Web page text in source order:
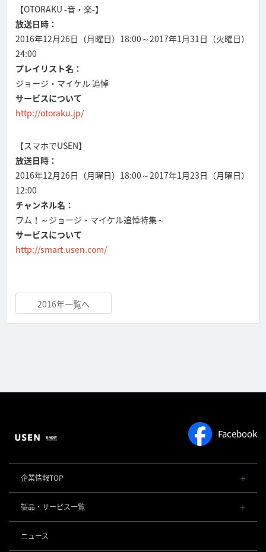
【OTORAKU -音・楽-】
放送日時：
2016年12月26日（月曜日）18:00～2017年1月31日（火曜日）
24:00
プレイリスト名：
ジョージ・マイケル 追悼
サービスについて
http://otoraku.jp/
【スマホでUSEN】
放送日時：
2016年12月26日（月曜日）18:00～2017年1月23日（月曜日）
12:00
チャンネル名：
ワム！～ジョージ・マイケル追悼特集～
サービスについて
http://smart.usen.com/
2016年一覧へ
Facebook
企業情報TOP
会社概要・役員一覧
事業内容
社長メッセージ
製品・サービス一覧
POSレジ 他
お役立ち情報
ニュース